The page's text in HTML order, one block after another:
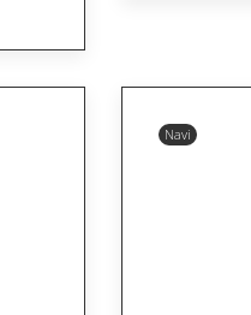
Navi